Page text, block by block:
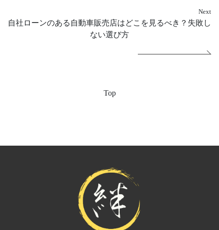
Top
Next
自社ローンのある自動車販売店はどこを見るべき？失敗し
ない選び方